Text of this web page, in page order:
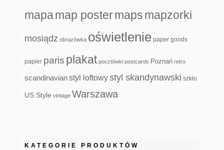
mapamap postermapsmapzorki
mosiądz obrazówka oświetlenie paper goods
papier paris plakat pocztówki postcards Poznań retro
scandinavianstyl loftowystyl skandynawski szkło
US Style vintage Warszawa
KATEGORIE PRODUKTÓW